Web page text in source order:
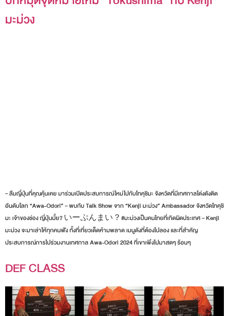
ทางสถานีโทรทัศน์ TV Tokyo 2 ครั้งเช่นกันค่ะ ยังไม่จบแค่นั้น! […]
– ลืมญึ่ปุ่นที่คุณคุ้นเคย มาร่วมเปิดประสบการณ์ใหม่ไปกับโทคุชิมะ จังหวัดที่มีเทศกาลโด่งดังติด
อันดับโลก “Awa-Odori” – พบกับ Talk Show จาก “Kenji มะม่วง” Ambassador จังหวัดโทคุชิ
มะม่วง จะมาเล่าให้ทุกคนฟัง ทั้งที่เที่ยวเด็ดห้ามพลาด เมนูดังที่ต้องไปลอง และที่สำคัญ
ประสบการณ์การไปร่วมงานเทศกาล Awa-Odori 2024 ที่เขาเพิ่งไปมาสดๆ ร้อนๆ
DEF CLASS